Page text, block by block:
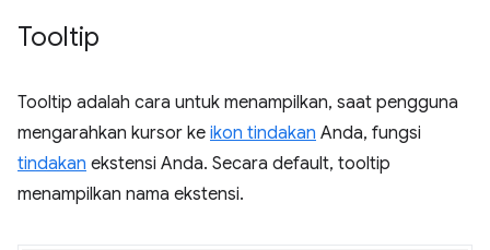
Tooltip
Tooltip adalah cara untuk menampilkan, saat pengguna
mengarahkan kursor ke ikon tindakan Anda, fungsi
tindakan ekstensi Anda. Secara default, tooltip
menampilkan nama ekstensi.